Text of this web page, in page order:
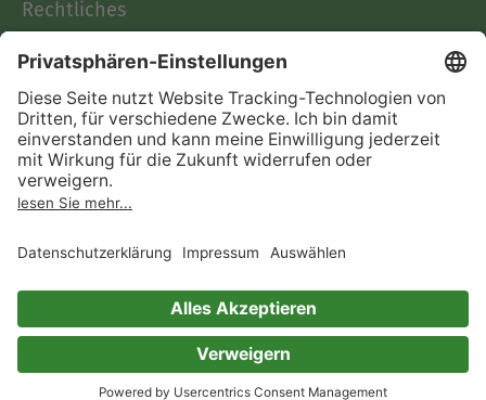
Rechtliches
AGB
Informationen nach Data
Act
Verträge hier kündigen
Impressum
Immer ein gutes Buch